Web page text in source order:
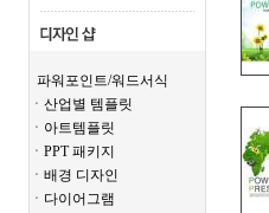
파워포인트/워드서식
ㆍ산업별 템플릿
ㆍ아트템플릿
ㆍPPT 패키지
ㆍ배경 디자인
ㆍ다이어그램